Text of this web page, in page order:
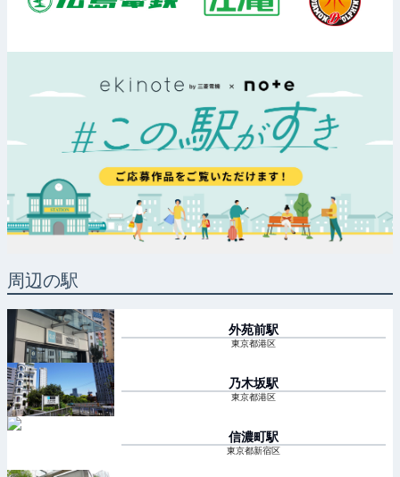
周辺の駅
外苑前駅
東京都港区
乃木坂駅
東京都港区
信濃町駅
東京都新宿区